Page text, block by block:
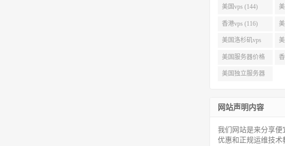
美国vps (144)
香港vps (116)
美国洛杉矶vps
(94)
美国服务器价格
(82)
美国独立服务器
网站声明内容
我们网站是来分享便
优惠和正规运维技